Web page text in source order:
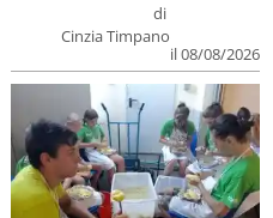
di
Cinzia Timpano
il 08/08/2026